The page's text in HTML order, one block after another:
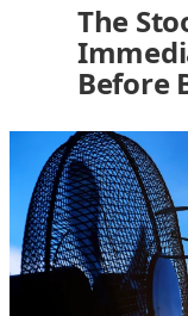
The
Before